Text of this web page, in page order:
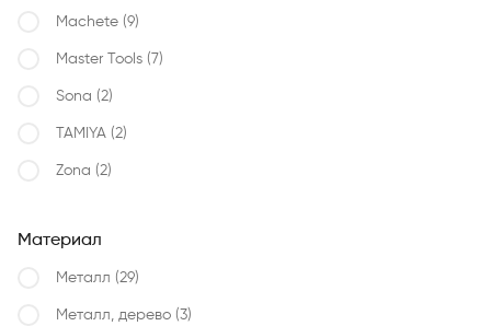
Machete (9)
Master Tools (7)
Sona (2)
TAMIYA (2)
Zona (2)
Материал
Металл (29)
Металл, дерево (3)